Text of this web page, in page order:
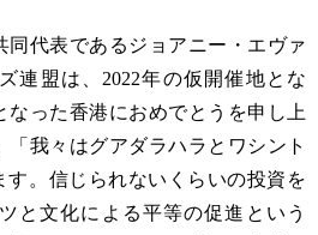
代表であるジョアニー・エヴァ
連盟は、2022年の仮開催地とな
なった香港におめでとうを申し上
「我々はグアダラハラとワシント
す。信じられないくらいの投資を
と文化による平等の促進という